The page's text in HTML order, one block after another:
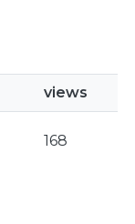
views
168